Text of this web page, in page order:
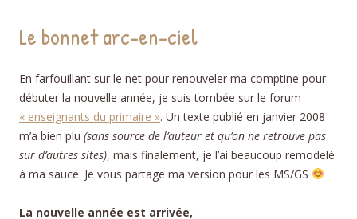
Le bonnet arc-en-ciel
En farfouillant sur le net pour renouveler ma comptine pour
débuter la nouvelle année, je suis tombée sur le forum
« enseignants du primaire ». Un texte publié en janvier 2008
m’a bien plu (sans source de l’auteur et qu’on ne retrouve pas
sur d’autres sites), mais finalement, je l’ai beaucoup remodelé
à ma sauce. Je vous partage ma version pour les MS/GS
La nouvelle année est arrivée,